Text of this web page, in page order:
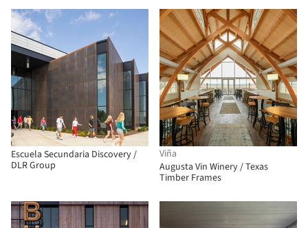
Escuela Secundaria Discovery /
DLR Group
Viña
Augusta Vin Winery / Texas
Timber Frames